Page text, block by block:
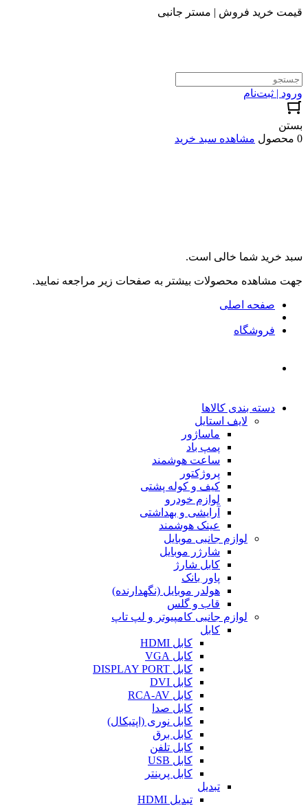
قیمت خرید فروش | مستر جانبی
ورود | ثبت‌نام
بستن
0 محصول
مشاهده سبد خرید
سبد خرید شما خالی است.
جهت مشاهده محصولات بیشتر به صفحات زیر مراجعه نمایید.
صفحه اصلی
فروشگاه
دسته بندی کالاها
لایف استایل
ماساژور
پمپ باد
ساعت هوشمند
پروژکتور
کیف و کوله پشتی
لوازم خودرو
آرایشی و بهداشتی
عینک هوشمند
لوازم جانبی موبایل
شارژر موبایل
کابل شارژ
پاور بانک
هولدر موبایل (نگهدارنده)
قاب و گلس
لوازم جانبی کامپیوتر و لپ تاپ
کابل
کابل HDMI
کابل VGA
کابل DISPLAY PORT
کابل DVI
کابل RCA-AV
کابل صدا
کابل نوری (اپتیکال)
کابل برق
کابل تلفن
کابل USB
کابل پرینتر
تبدیل
تبدیل HDMI